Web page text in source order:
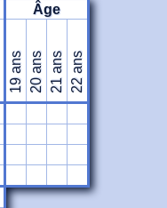
Âge
19 ans 20 ans 21 ans 22 ans